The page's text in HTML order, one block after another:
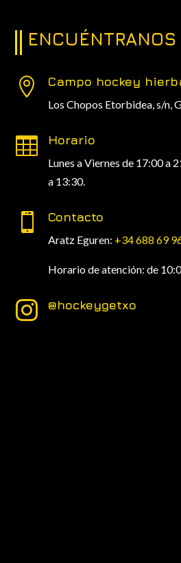
ENCUÉNTRANOS
 Campo hockey
Los Chopos Etorbidea, s/n,
 Horario
Lunes a Viernes de 17:00 a
a 13:30.
 Contacto
Aratz Eguren: +34 688 69
Horario de atención: de
 @hockeygetxo